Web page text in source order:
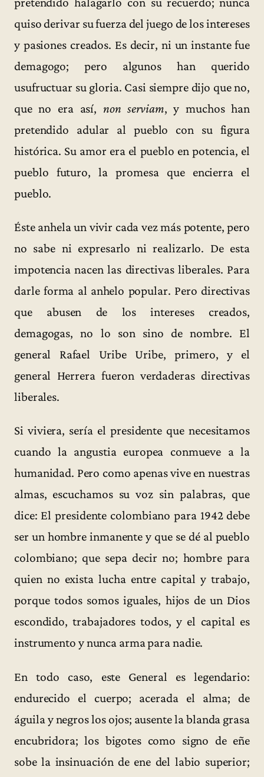
quiso derivar su fuerza del juego de los intereses
y pasiones creados. Es decir, ni un instante fue
demagogo; pero algunos han querido
usufructuar su gloria. Casi siempre dijo que no,
que no era así, non serviam, y muchos han
pretendido adular al pueblo con su figura
histórica. Su amor era el pueblo en potencia, el
pueblo futuro, la promesa que encierra el
pueblo.
Éste anhela un vivir cada vez más potente, pero
no sabe ni expresarlo ni realizarlo. De esta
impotencia nacen las directivas liberales. Para
darle forma al anhelo popular. Pero directivas
que abusen de los intereses creados,
demagogas, no lo son sino de nombre. El
general Rafael Uribe Uribe, primero, y el
general Herrera fueron verdaderas directivas
liberales.
Si viviera, sería el presidente que necesitamos
cuando la angustia europea conmueve a la
humanidad. Pero como apenas vive en nuestras
almas, escuchamos su voz sin palabras, que
dice: El presidente colombiano para 1942 debe
ser un hombre inmanente y que se dé al pueblo
colombiano; que sepa decir no; hombre para
quien no exista lucha entre capital y trabajo,
porque todos somos iguales, hijos de un Dios
escondido, trabajadores todos, y el capital es
instrumento y nunca arma para nadie.
En todo caso, este General es legendario:
endurecido el cuerpo; acerada el alma; de
águila y negros los ojos; ausente la blanda grasa
encubridora; los bigotes como signo de eñe
sobe la insinuación de ene del labio superior;